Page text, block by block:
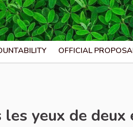
OFFICIAL
les yeux de